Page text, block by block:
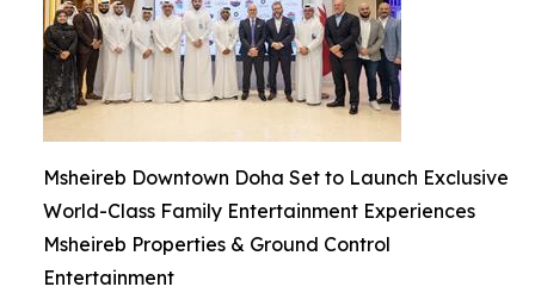
Msheireb Downtown Doha Set to Launch Exclusive
World-Class Family Entertainment Experiences
Msheireb Properties & Ground Control
Entertainment